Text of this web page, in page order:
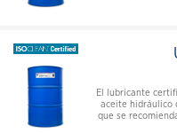
El lubricante
aceite hidráulico
que se